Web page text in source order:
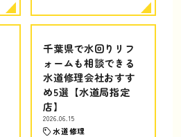
千葉県で水回りリフ
ォームも相談できる
水道修理会社おすす
め5選【水道局指定
店】
2026.06.15
水道修理